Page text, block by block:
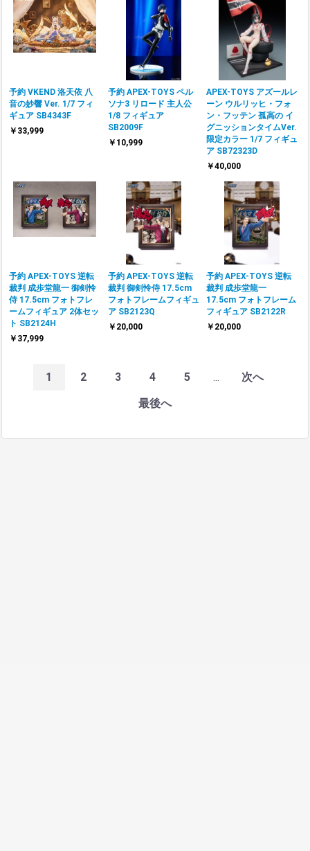
予約 VKEND 洛天依 八
音の妙響 Ver. 1/7 フィ
ギュア SB4343F
￥33,999
予約 APEX-TOYS ペル
ソナ3 リロード 主人公
1/8 フィギュア
SB2009F
￥10,999
APEX-TOYS アズールレ
ーン ウルリッヒ・フォ
ン・フッテン 孤高の イ
グニッションタイムVer.
限定カラー 1/7 フィギュ
ア SB72323D
￥40,000
予約 APEX-TOYS 逆転
裁判 成歩堂龍一 御剣怜
侍 17.5cm フォトフレ
ームフィギュア 2体セッ
ト SB2124H
￥37,999
予約 APEX-TOYS 逆転
裁判 御剣怜侍 17.5cm
フォトフレームフィギュ
ア SB2123Q
￥20,000
予約 APEX-TOYS 逆転
裁判 成歩堂龍一
17.5cm フォトフレーム
フィギュア SB2122R
￥20,000
1 2 3 4 5 ...
次へ
最後へ